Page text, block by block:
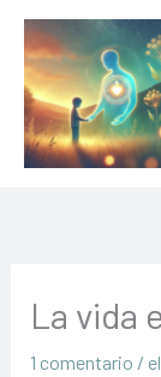
contenido
La vida
1 comentario /